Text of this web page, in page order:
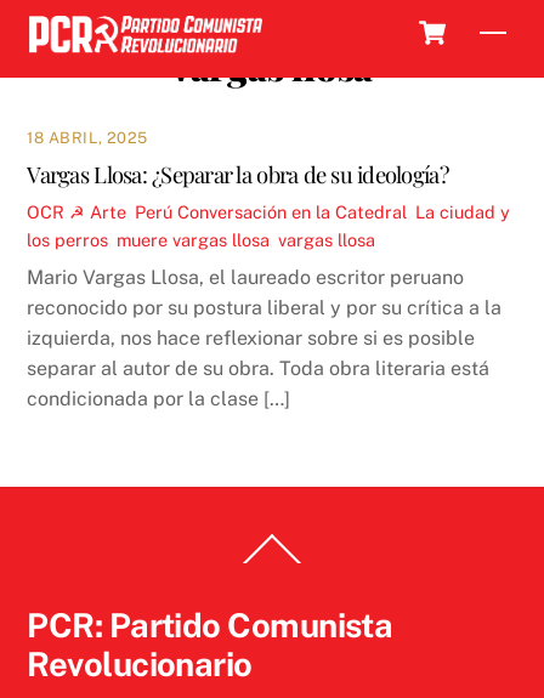
Skip
content
vargas llosa
18 ABRIL, 2025
Vargas Llosa: ¿Separar la obra de su ideología?
OCR ☭ Arte Perú Conversación en la Catedral La ciudad y
los perros muere vargas llosa ,vargas llosa
Mario Vargas Llosa, el laureado escritor peruano
reconocido por su postura liberal y por su crítica a la
izquierda, nos hace reflexionar sobre si es posible
separar al autor de su obra. Toda obra literaria está
condicionada por la clase […]
To
PCR: Partido Comunista
Revolucionario